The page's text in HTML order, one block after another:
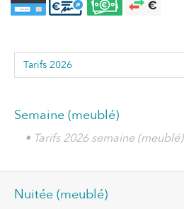
Semaine (meublé)
• Tarifs 2026 semaine (meublé)
Nuitée (meublé)